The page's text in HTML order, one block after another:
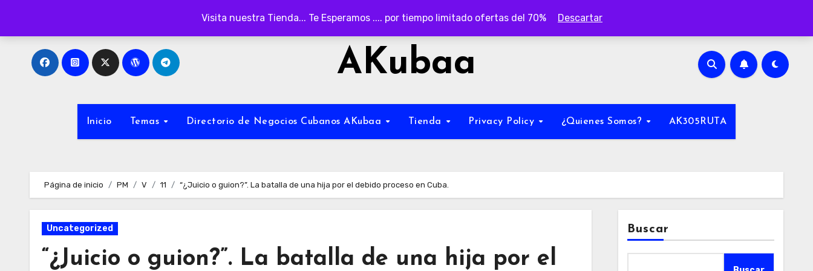
Visita nuestra Tienda... Te Esperamos .... por tiempo limitado ofertas del 70% Descartar
AKubaa
Inicio Temas Directorio de Negocios Cubanos AKubaa Tienda Privacy Policy ¿Quienes Somos? AK305RUTA
Página de inicio PM V 11 “¿Juicio o guion?”. La batalla de una hija por el debido proceso en Cuba.
Uncategorized
“¿Juicio o guion?”. La batalla de una hija por el
Buscar